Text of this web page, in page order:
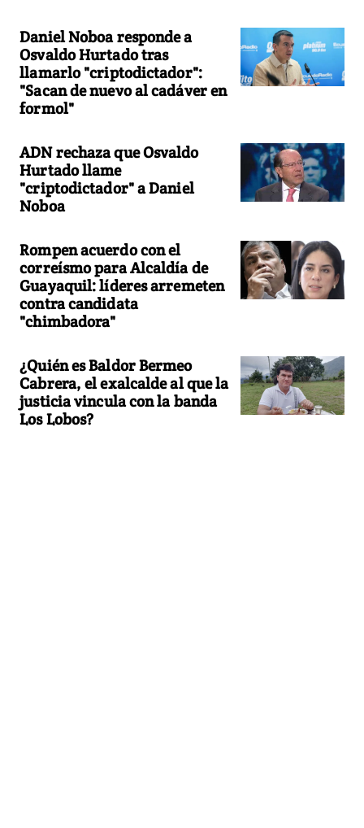
Daniel Noboa responde a
Osvaldo Hurtado tras
llamarlo "criptodictador":
"Sacan de nuevo al cadáver en
formol"
ADN rechaza que Osvaldo
Hurtado llame
"criptodictador" a Daniel
Noboa
Rompen acuerdo con el
correísmo para Alcaldía de
Guayaquil: líderes arremeten
contra candidata
"chimbadora"
¿Quién es Baldor Bermeo
Cabrera, el exalcalde al que la
justicia vincula con la banda
Los Lobos?